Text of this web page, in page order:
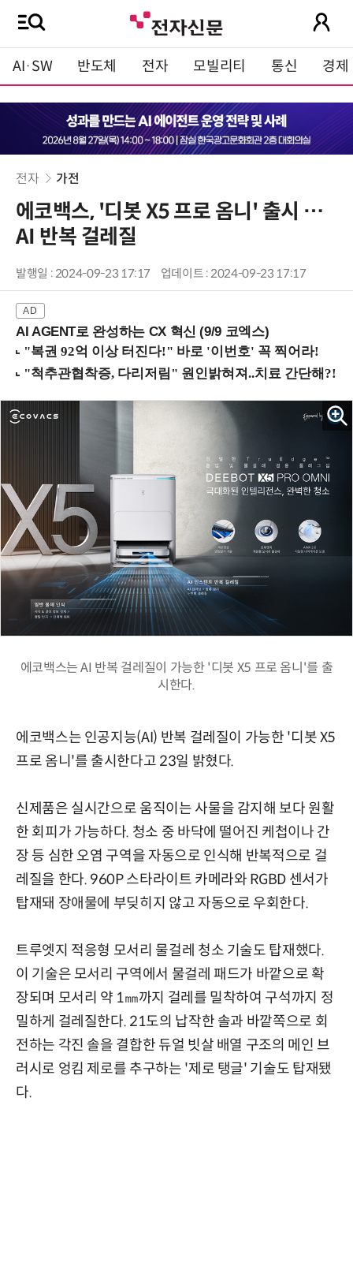
AI·SW 반도체 전자 모빌리티 통신 경제
전자 가전
에코백스, '디봇 X5 프로 옴니' 출시 …
AI 반복 걸레질
발행일 : 2024-09-23 17:17 업데이트 : 2024-09-23 17:17
AI AGENT로 완성하는 CX 혁신 (9/9 코엑스)
에코백스는 AI 반복 걸레질이 가능한 '디봇 X5 프로 옴니'를 출
시한다.
에코백스는 인공지능(AI) 반복 걸레질이 가능한 '디봇 X5
프로 옴니'를 출시한다고 23일 밝혔다.
신제품은 실시간으로 움직이는 사물을 감지해 보다 원활
한 회피가 가능하다. 청소 중 바닥에 떨어진 케첩이나 간
장 등 심한 오염 구역을 자동으로 인식해 반복적으로 걸
레질을 한다. 960P 스타라이트 카메라와 RGBD 센서가
탑재돼 장애물에 부딪히지 않고 자동으로 우회한다.
트루엣지 적응형 모서리 물걸레 청소 기술도 탑재했다.
이 기술은 모서리 구역에서 물걸레 패드가 바깥으로 확
장되며 모서리 약 1㎜까지 걸레를 밀착하여 구석까지 정
밀하게 걸레질한다. 21도의 납작한 솔과 바깥쪽으로 회
전하는 각진 솔을 결합한 듀얼 빗살 배열 구조의 메인 브
러시로 엉킴 제로를 추구하는 '제로 탱글' 기술도 탑재됐
다.